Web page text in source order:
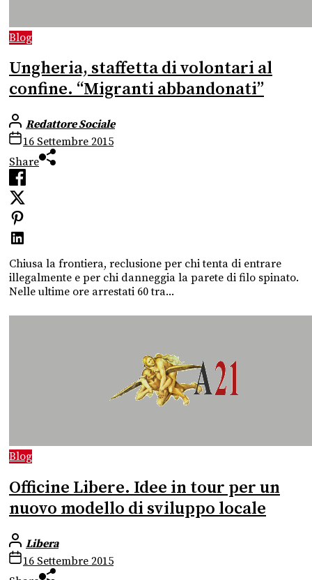
Blog
Ungheria, staffetta di volontari al
confine. “Migranti abbandonati”
Redattore Sociale
16 Settembre 2015
Share
Chiusa la frontiera, reclusione per chi tenta di entrare
illegalmente e per chi danneggia la parete di filo spinato.
Nelle ultime ore arrestati 60 tra...
Blog
Officine Libere. Idee in tour per un
nuovo modello di sviluppo locale
Libera
16 Settembre 2015